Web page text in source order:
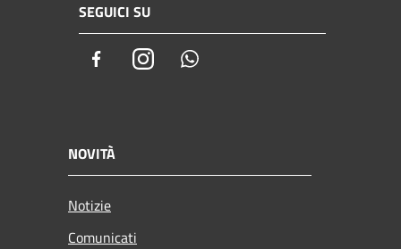
SEGUICI SU
FacebookInstagram
NOVITÀ
Notizie
Comunicati